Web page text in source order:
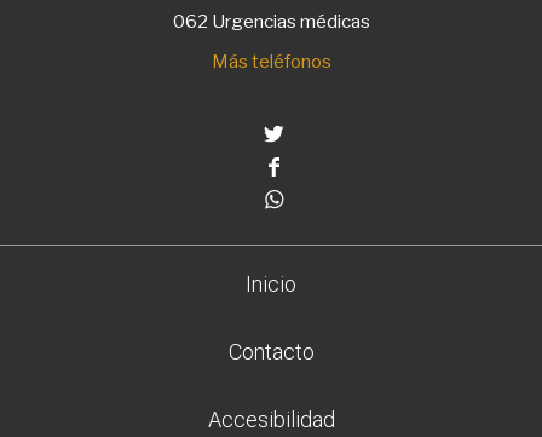
062 Urgencias médicas
Más teléfonos
Inicio
Contacto
Accesibilidad